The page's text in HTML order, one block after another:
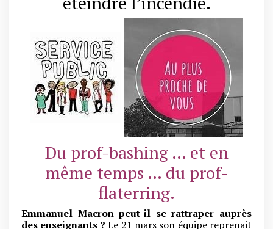
Du prof-bashing … et en
même temps … du prof-
flaterring.
Emmanuel Macron peut-il se rattraper auprès
des enseignants ? Le 21 mars son équipe reprenait